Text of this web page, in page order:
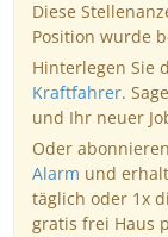
Diese
Position wurde
Hinterlegen Sie
Kraftfahrer.
und Ihr neuer
Oder
Alarm und
täglich oder 1x
gratis frei Haus